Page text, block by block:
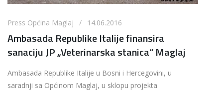
Press Općina Maglaj / 14.06.2016
Ambasada Republike Italije finansira
sanaciju JP „Veterinarska stanica“ Maglaj
Ambasada Republike Italije u Bosni i Hercegovini, u
saradnji sa Općinom Maglaj, u sklopu projekta